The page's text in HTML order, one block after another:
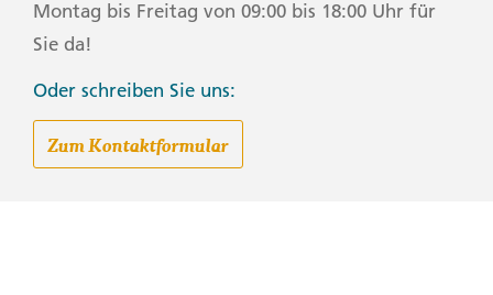
Montag bis Freitag von 09:00 bis 18:00 Uhr für
Sie da!
Oder schreiben Sie uns:
Zum Kontaktformular